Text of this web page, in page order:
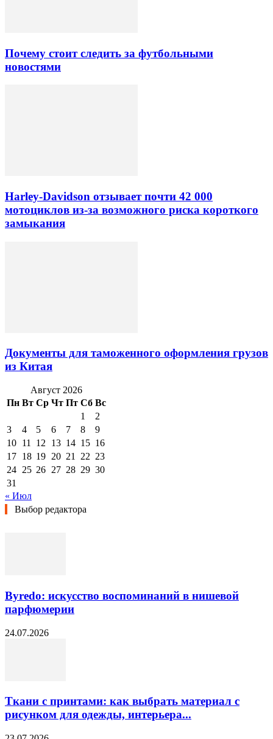
Почему стоит следить за футбольными
новостями
Harley-Davidson отзывает почти 42 000
мотоциклов из-за возможного риска короткого
замыкания
Документы для таможенного оформления грузов
из Китая
Август 2026
Пн Вт Ср Чт Пт Сб Вс
1
2
3
4 5 6 7 8
9
10 11 12 13 14 15 16
17 18 19 20 21 22 23
24 25 26 27 28 29 30
31
« Июл
Выбор редактора
Byredo: искусство воспоминаний в нишевой
парфюмерии
24.07.2026
Ткани с принтами: как выбрать материал с
рисунком для одежды, интерьера...